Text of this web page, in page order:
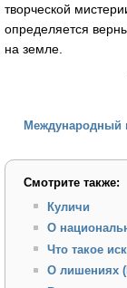
творческой
определяется
на земле.
Международный
Смотрите также:
Куличи
О
Что такое
О лишениях